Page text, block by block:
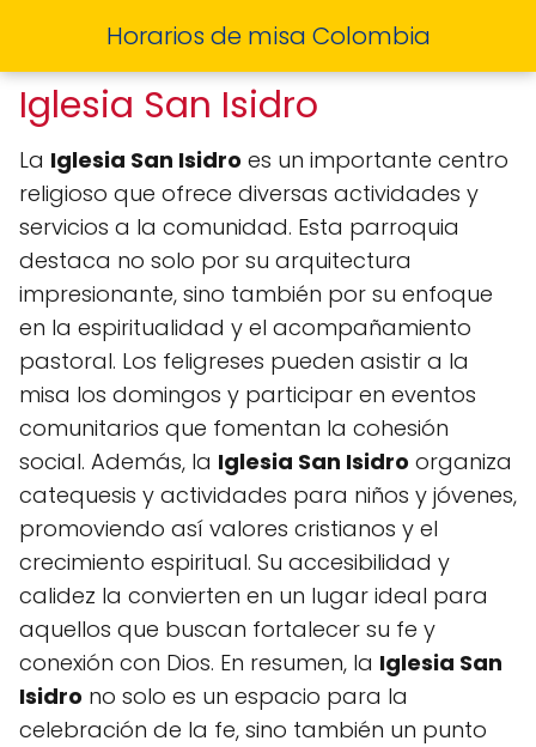
Horarios de misa Colombia
Iglesia San Isidro
La Iglesia San Isidro es un importante centro
religioso que ofrece diversas actividades y
servicios a la comunidad. Esta parroquia
destaca no solo por su arquitectura
impresionante, sino también por su enfoque
en la espiritualidad y el acompañamiento
pastoral. Los feligreses pueden asistir a la
misa los domingos y participar en eventos
comunitarios que fomentan la cohesión
social. Además, la Iglesia San Isidro organiza
catequesis y actividades para niños y jóvenes,
promoviendo así valores cristianos y el
crecimiento espiritual. Su accesibilidad y
calidez la convierten en un lugar ideal para
aquellos que buscan fortalecer su fe y
conexión con Dios. En resumen, la Iglesia San
Isidro no solo es un espacio para la
celebración de la fe, sino también un punto